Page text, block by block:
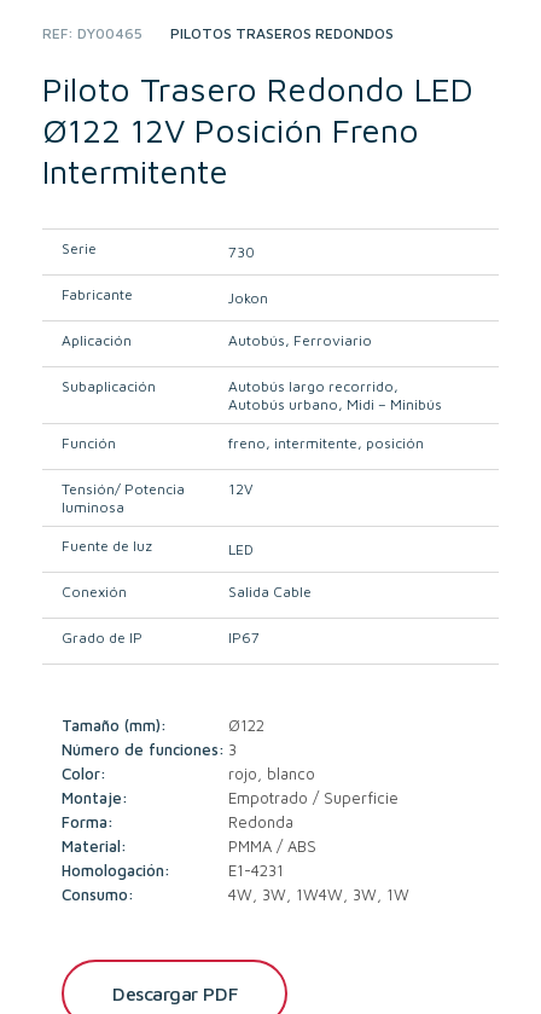
REF:DY00465
CATEGORY:PILOTOS TRASEROS REDONDOS
Piloto Trasero Redondo LED
Ø122 12V Posición Freno
Intermitente
Serie 730
Fabricante Jokon
Aplicación Autobús Ferroviario
Subaplicación
Autobús largo recorrido
Autobús urbano Midi – Minibús
Función freno intermitente posición
Tensión/ Potencia
luminosa
12V
Fuente de luz LED
Conexión Salida Cable
Grado de IP IP67
Tamaño (mm):
Ø122
Número de funciones: 3
Color:
rojo, blanco
Montaje:
Empotrado / Superficie
Forma:
Redonda
Material:
PMMA / ABS
Homologación:
E1-4231
Consumo:
4W, 3W, 1W4W, 3W, 1W
Descargar PDF